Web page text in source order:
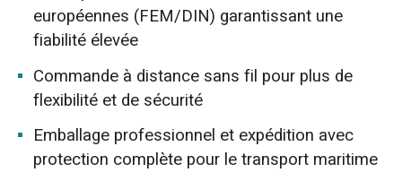
européennes (FEM/DIN) garantissant une
fiabilité élevée
Commande à distance sans fil pour plus de
flexibilité et de sécurité
Emballage professionnel et expédition avec
protection complète pour le transport maritime